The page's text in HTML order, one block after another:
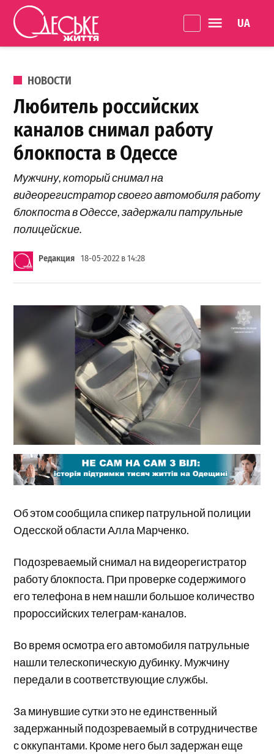
Перейти к содержанию
життя
ОПУБЛИКОВАНО В
НОВОСТИ
Любитель российских
каналов снимал работу
блокпоста в Одессе
Мужчину, который снимал на
видеорегистратор своего автомобиля работу
блокпоста в Одессе, задержали патрульные
полицейские.
Редакция 18-05-2022 в 14:28
Об этом сообщила спикер патрульной полиции
Одесской области Алла Марченко.
Подозреваемый снимал на видеорегистратор
работу блокпоста. При проверке содержимого
его телефона в нем нашли большое количество
пророссийских телеграм-каналов.
Во время осмотра его автомобиля патрульные
нашли телескопическую дубинку. Мужчину
передали в соответствующие службы.
За минувшие сутки это не единственный
задержанный подозреваемый в сотрудничестве
с оккупантами. Кроме него был задержан еще